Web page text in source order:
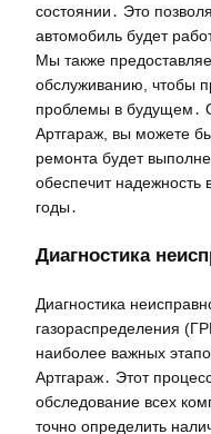
состоянии․ Это
автомобиль будет
Мы также
обслуживанию, чтобы
проблемы в будущем․
Артгараж, вы можете
ремонта будет
обеспечит надежность
годы․
Диагностика
Диагностика
газораспределения
наиболее важных
Артгараж․ Этот
обследование всех
точно определить